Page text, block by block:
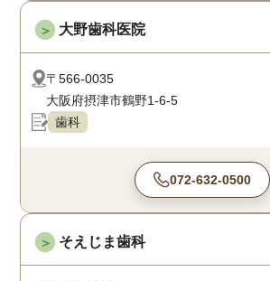
＞ 大野歯科医院
〒566-0035
大阪府摂津市鶴野1-6-5
歯科
072-632-0500
＞ そえじま歯科